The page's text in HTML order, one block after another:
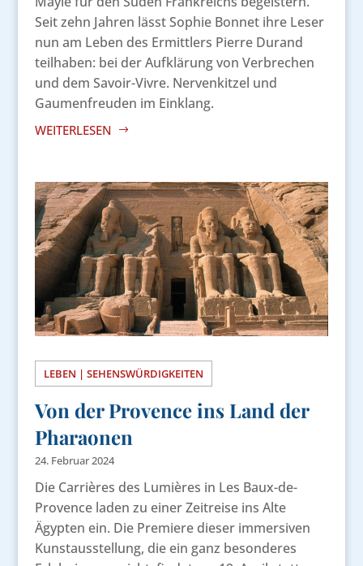
Seit zehn Jahren lässt Sophie Bonnet ihre Leser
nun am Leben des Ermittlers Pierre Durand
teilhaben: bei der Aufklärung von Verbrechen
und dem Savoir-Vivre. Nervenkitzel und
Gaumenfreuden im Einklang.
WEITERLESEN
LEBEN | SEHENSWÜRDIGKEITEN
Von der Provence ins Land der
Pharaonen
24. Februar 2024
Die Carrières des Lumières in Les Baux-de-
Provence laden zu einer Zeitreise ins Alte
Ägypten ein. Die Premiere dieser immersiven
Kunstausstellung, die ein ganz besonderes